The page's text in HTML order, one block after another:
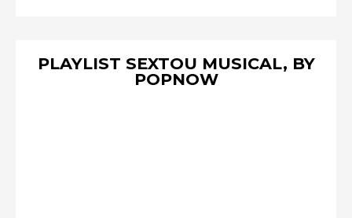
PLAYLIST SEXTOU MUSICAL, BY
POPNOW